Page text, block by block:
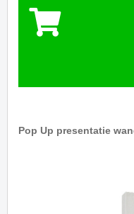
Pop Up presentatie